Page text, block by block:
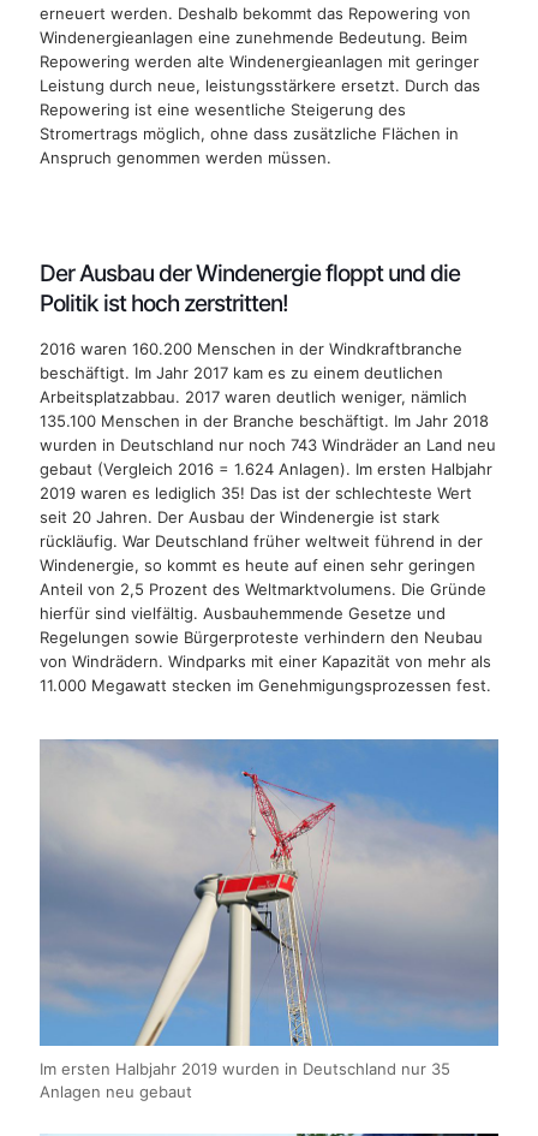
erneuert werden. Deshalb bekommt das Repowering von
Windenergieanlagen eine zunehmende Bedeutung. Beim
Repowering werden alte Windenergieanlagen mit geringer
Leistung durch neue, leistungsstärkere ersetzt. Durch das
Repowering ist eine wesentliche Steigerung des
Stromertrags möglich, ohne dass zusätzliche Flächen in
Anspruch genommen werden müssen.
Der Ausbau der Windenergie floppt und die
Politik ist hoch zerstritten!
2016 waren 160.200 Menschen in der Windkraftbranche
beschäftigt. Im Jahr 2017 kam es zu einem deutlichen
Arbeitsplatzabbau. 2017 waren deutlich weniger, nämlich
135.100 Menschen in der Branche beschäftigt. Im Jahr 2018
wurden in Deutschland nur noch 743 Windräder an Land neu
gebaut (Vergleich 2016 = 1.624 Anlagen). Im ersten Halbjahr
2019 waren es lediglich 35! Das ist der schlechteste Wert
seit 20 Jahren. Der Ausbau der Windenergie ist stark
rückläufig. War Deutschland früher weltweit führend in der
Windenergie, so kommt es heute auf einen sehr geringen
Anteil von 2,5 Prozent des Weltmarktvolumens. Die Gründe
hierfür sind vielfältig. Ausbauhemmende Gesetze und
Regelungen sowie Bürgerproteste verhindern den Neubau
von Windrädern. Windparks mit einer Kapazität von mehr als
11.000 Megawatt stecken im Genehmigungsprozessen fest.
Im ersten Halbjahr 2019 wurden in Deutschland nur 35
Anlagen neu gebaut